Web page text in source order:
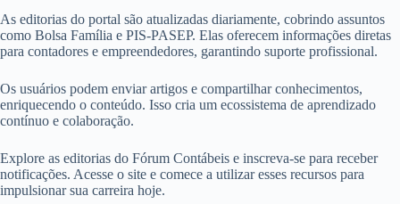
As editorias do portal são atualizadas diariamente, cobrindo assuntos
como Bolsa Família e PIS-PASEP. Elas oferecem informações diretas
para contadores e empreendedores, garantindo suporte profissional.
Os usuários podem enviar artigos e compartilhar conhecimentos,
enriquecendo o conteúdo. Isso cria um ecossistema de aprendizado
contínuo e colaboração.
Explore as editorias do Fórum Contábeis e inscreva-se para receber
notificações. Acesse o site e comece a utilizar esses recursos para
impulsionar sua carreira hoje.